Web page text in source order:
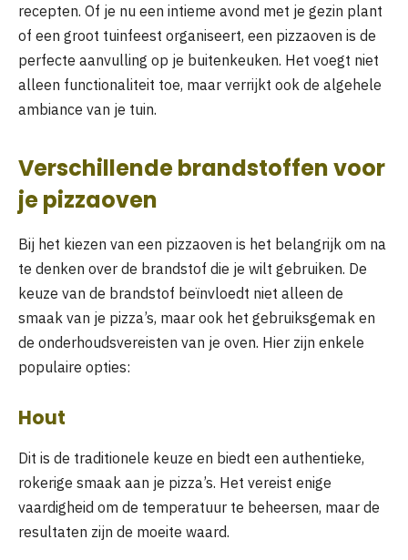
recepten. Of je nu een intieme avond met je gezin plant
of een groot tuinfeest organiseert, een pizzaoven is de
perfecte aanvulling op je buitenkeuken. Het voegt niet
alleen functionaliteit toe, maar verrijkt ook de algehele
ambiance van je tuin.
Verschillende brandstoffen voor
je pizzaoven
Bij het kiezen van een pizzaoven is het belangrijk om na
te denken over de brandstof die je wilt gebruiken. De
keuze van de brandstof beïnvloedt niet alleen de
smaak van je pizza’s, maar ook het gebruiksgemak en
de onderhoudsvereisten van je oven. Hier zijn enkele
populaire opties:
Hout
Dit is de traditionele keuze en biedt een authentieke,
rokerige smaak aan je pizza’s. Het vereist enige
vaardigheid om de temperatuur te beheersen, maar de
resultaten zijn de moeite waard.